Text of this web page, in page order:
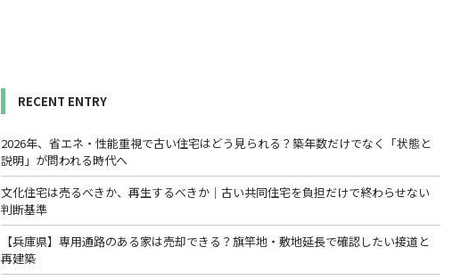
RECENT ENTRY
2026年、省エネ・性能重視で古い住宅はどう見られる？築年数だけでなく「状態と
説明」が問われる時代へ
文化住宅は売るべきか、再生するべきか｜古い共同住宅を負担だけで終わらせない
判断基準
【兵庫県】専用通路のある家は売却できる？旗竿地・敷地延長で確認したい接道と
再建築